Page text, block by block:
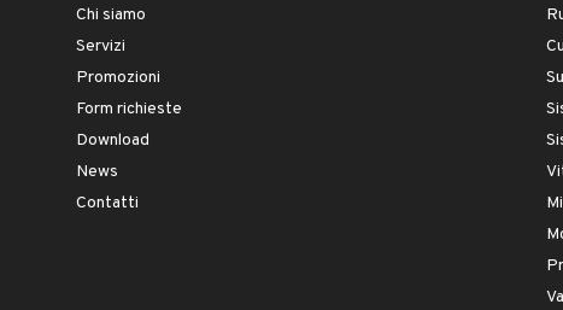
Chi siamo
Servizi
Promozioni
Form richieste
Download
News
Contatti